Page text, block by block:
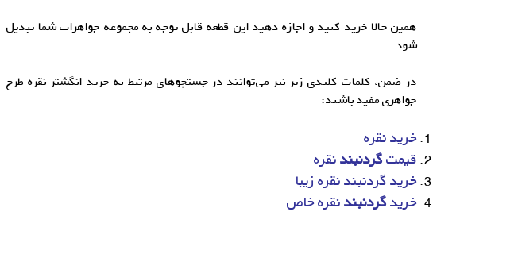
همین حالا خرید کنید و اجازه دهید این قطعه قابل توجه به مجموعه جواهرات شما تبدیل
شود.
در ضمن، کلمات کلیدی زیر نیز می‌توانند در جستجوهای مرتبط به خرید انگشتر نقره طرح
جواهری مفید باشند:
خرید نقره
قیمتگردنبندنقره
خرید گردنبند نقره زیبا
خریدگردنبندنقره خاص